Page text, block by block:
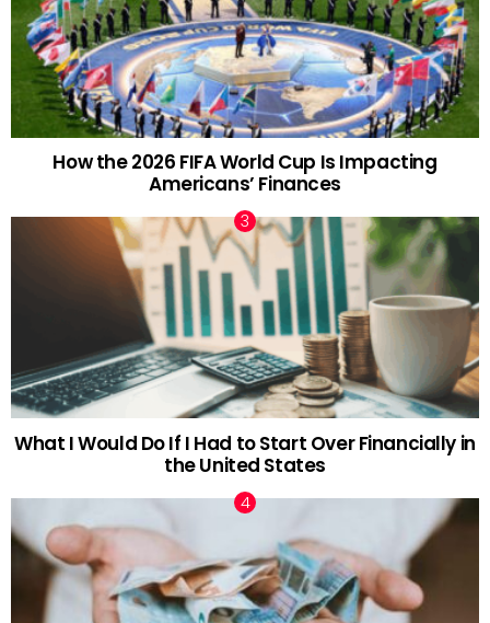
How the 2026 FIFA World Cup Is Impacting
Americans’ Finances
What I Would Do If I Had to Start Over Financially in
the United States